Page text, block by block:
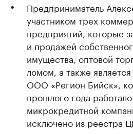
Предприниматель
участником трех
предприятий, которые
и продажей
имущества, оптовой
ломом, а также
ООО «Регион Бийск»,
прошлого года
микрокредитной
исключено из реестра